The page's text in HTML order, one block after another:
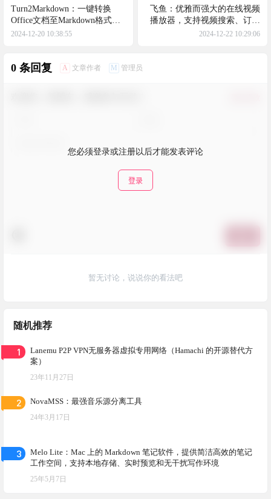
Turn2Markdown：一键转换
Office文档至Markdown格式的
便捷工具，基于
2024-12-20 10:38:55
飞鱼：优雅而强大的在线视频
播放器，支持视频搜索、订阅
和播放等核心功能，可通过网
2024-12-22 10:29:06
0 条回复 A 文章作者 M 管理员
您必须登录或注册以后才能发表评论
登录
暂无讨论，说说你的看法吧
随机推荐
1
Lanemu P2P VPN无服务器虚拟专用网络（Hamachi 的开源替代方
案）
23年11月27日
2 NovaMSS：最强音乐源分离工具
24年3月17日
3
Melo Lite：Mac 上的 Markdown 笔记软件，提供简洁高效的笔记
工作空间，支持本地存储、实时预览和无干扰写作环境
25年5月7日